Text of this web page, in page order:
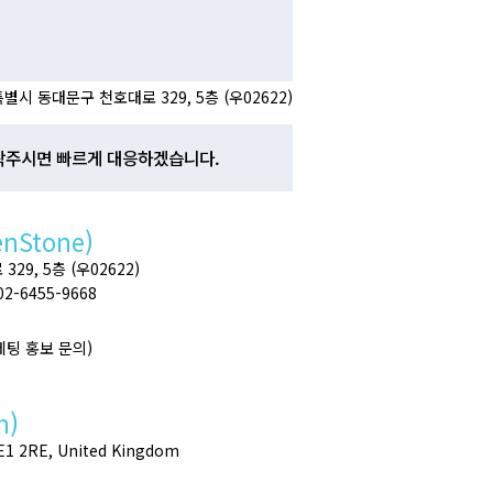
별시 동대문구 천호대로 329, 5층 (우02622)
시면 빠르게 대응하겠습니다.
329, 5층 (우02622)
6455-9668
홍보 문의)
2RE, United Kingdom